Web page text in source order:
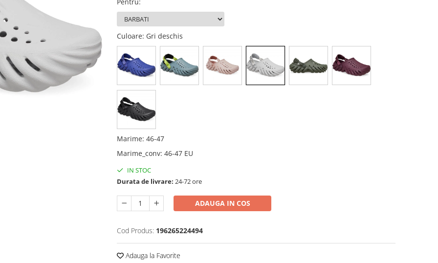
Culoare: Gri deschis
Marime: 46-47
Marime_conv: 46-47 EU
IN STOC
Durata de livrare: 24-72 ore
ADAUGA IN COS
Cod Produs: 196265224494
Adauga la Favorite